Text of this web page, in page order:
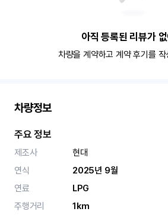
아직 등록된 리뷰가
차량을 계약하고 계약 후기를
차량정보
주요 정보
제조사
현대
연식
2025년 9월
연료
LPG
주행거리
1km